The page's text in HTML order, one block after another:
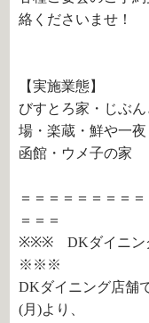
絡くださいませ！
【実施業態】
びすとろ家・じぶ
場・楽蔵・鮮や一
函館・ウメ子の家
＝＝＝＝＝＝＝＝
＝＝＝
※※※ DKダイニン
※※※
DKダイニング店舗
(月)より、